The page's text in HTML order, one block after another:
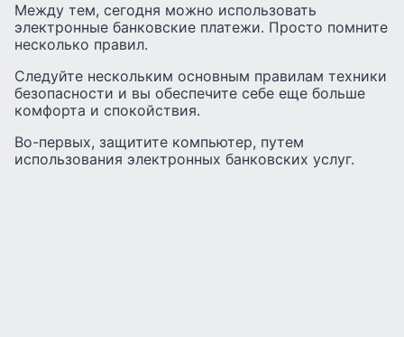
Между тем, сегодня можно использовать
электронные банковские платежи. Просто помните
несколько правил.
Следуйте нескольким основным правилам техники
безопасности и вы обеспечите себе еще больше
комфорта и спокойствия.
Во-первых, защитите компьютер, путем
использования электронных банковских услуг.